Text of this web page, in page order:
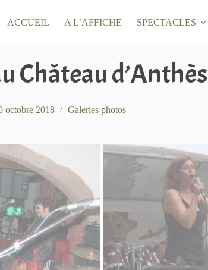
ACCUEIL A L’AFFICHE SPECTACLES
Château d’Anthès
octobre 2018 Galeries photos